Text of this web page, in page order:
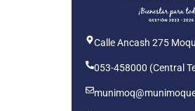
Calle Ancash 275
053-458000 (Central